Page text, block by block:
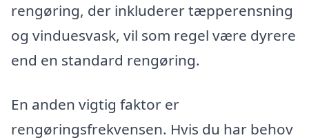
rengøring, der inkluderer tæpperensning
og vinduesvask, vil som regel være dyrere
end en standard rengøring.
En anden vigtig faktor er
rengøringsfrekvensen. Hvis du har behov